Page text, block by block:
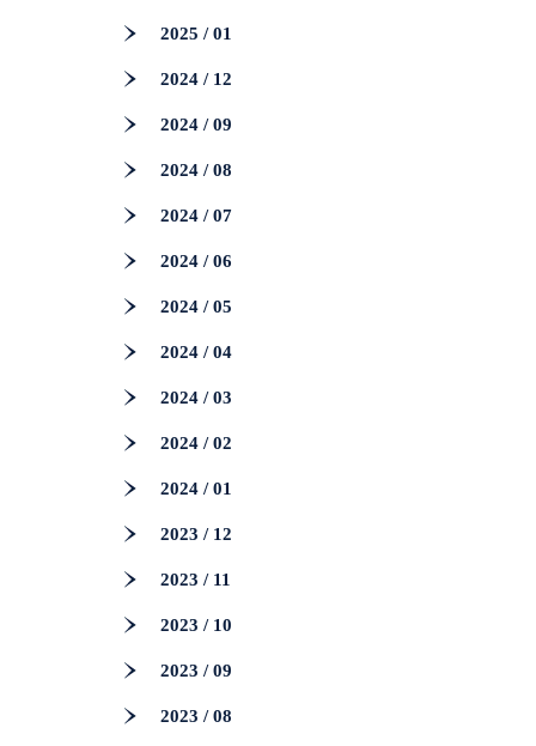
2025 / 01
2024 / 12
2024 / 09
2024 / 08
2024 / 07
2024 / 06
2024 / 05
2024 / 04
2024 / 03
2024 / 02
2024 / 01
2023 / 12
2023 / 11
2023 / 10
2023 / 09
2023 / 08